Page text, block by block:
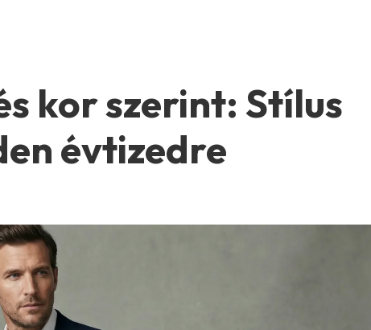
kor szerint: Stílus
évtizedre